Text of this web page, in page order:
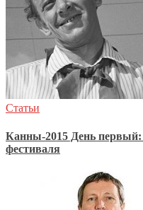
Статьи
Канны-2015 День первый:
фестиваля